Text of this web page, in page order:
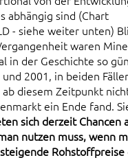
abhängig sind (Chart
- siehe weiter unten)
waren
in der Geschichte so
2001, in beiden
diesem Zeitpunkt
ein Ende fand.
sich derzeit Chancen
nutzen muss, wenn
Rohstoffpreise